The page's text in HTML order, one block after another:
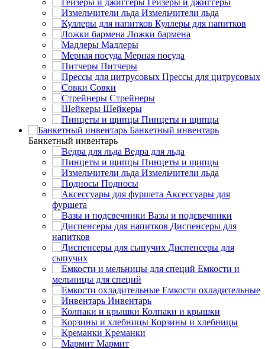
Измельчители льда
Куллеры для напитков
Ложки бармена
Мадлеры
Мерная посуда
Питчеры
Прессы для цитрусовых
Совки
Стрейнеры
Шейкеры
Пинцеты и щипцы
Банкетный инвентарь
Банкетный инвентарь
Ведра для льда
Пинцеты и щипцы
Измельчители льда
Подносы
Аксессуары для
фуршета
Вазы и подсвечники
Диспенсеры для
напитков
Диспенсеры для
сыпучих
Емкости и
мельницы для специй
Емкости охладительные
Инвентарь
Колпаки и крышки
Корзины и хлебницы
Креманки
Мармит